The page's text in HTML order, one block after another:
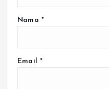
Nama*
Email*